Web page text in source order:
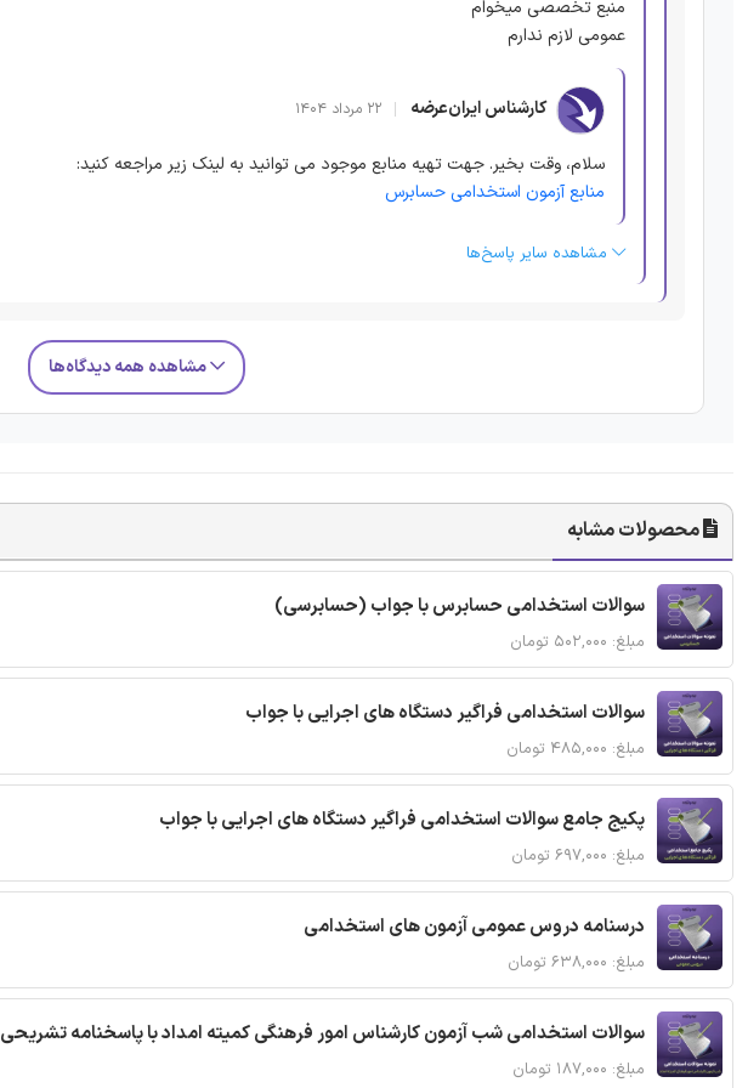
منبع تخصصی میخوام
عمومی لازم ندارم
کارشناس ایران‌عرضه ۲۲ مرداد ۱۴۰۴
سلام، وقت بخیر. جهت تهیه منابع موجود می توانید به لینک زیر مراجعه کنید:
منابع آزمون استخدامی حسابرس
مشاهده سایر پاسخ‌ها
مشاهده همه دیدگاه‌ها
محصولات مشابه
سوالات استخدامی حسابرس با جواب (حسابرسی)
مبلغ: ۵۰۲,۰۰۰ تومان
سوالات استخدامی فراگیر دستگاه های اجرایی با جواب
مبلغ: ۴۸۵,۰۰۰ تومان
پکیج جامع سوالات استخدامی فراگیر دستگاه های اجرایی با جواب
مبلغ: ۶۹۷,۰۰۰ تومان
درسنامه دروس عمومی آزمون های استخدامی
مبلغ: ۶۳۸,۰۰۰ تومان
سوالات استخدامی شب آزمون کارشناس امور فرهنگی کمیته امداد با پاسخنامه تشریحی
مبلغ: ۱۸۷,۰۰۰ تومان